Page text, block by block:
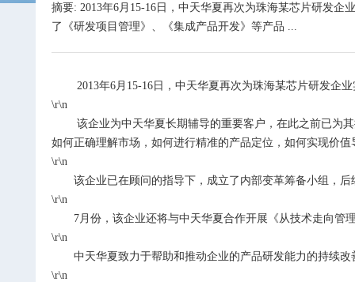
摘要: 2013年6月15-16日，中天华夏再次为珠海某芯片研发
了《研发项目管理》、《集成产品开发》等产品 ...
2013年6月15-16日，中天华夏再次为珠海某芯片研发企业
\r\n
该企业为中天华夏长期辅导的重要客户，在此之前已为其
如何正确理解市场，如何进行精准的产品定位，如何实现价
\r\n
该企业已在顾问的指导下，成立了内部变革筹备小组，后
\r\n
7月份，该企业还将与中天华夏合作开展《从技术走向管
\r\n
中天华夏致力于帮助和推动企业的产品研发能力的持续改
\r\n